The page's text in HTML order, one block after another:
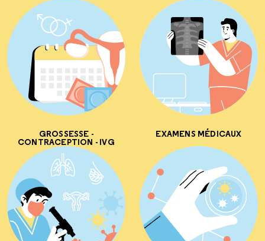
GROSSESSE -
CONTRACEPTION - IVG
EXAMENS MÉDICAUX